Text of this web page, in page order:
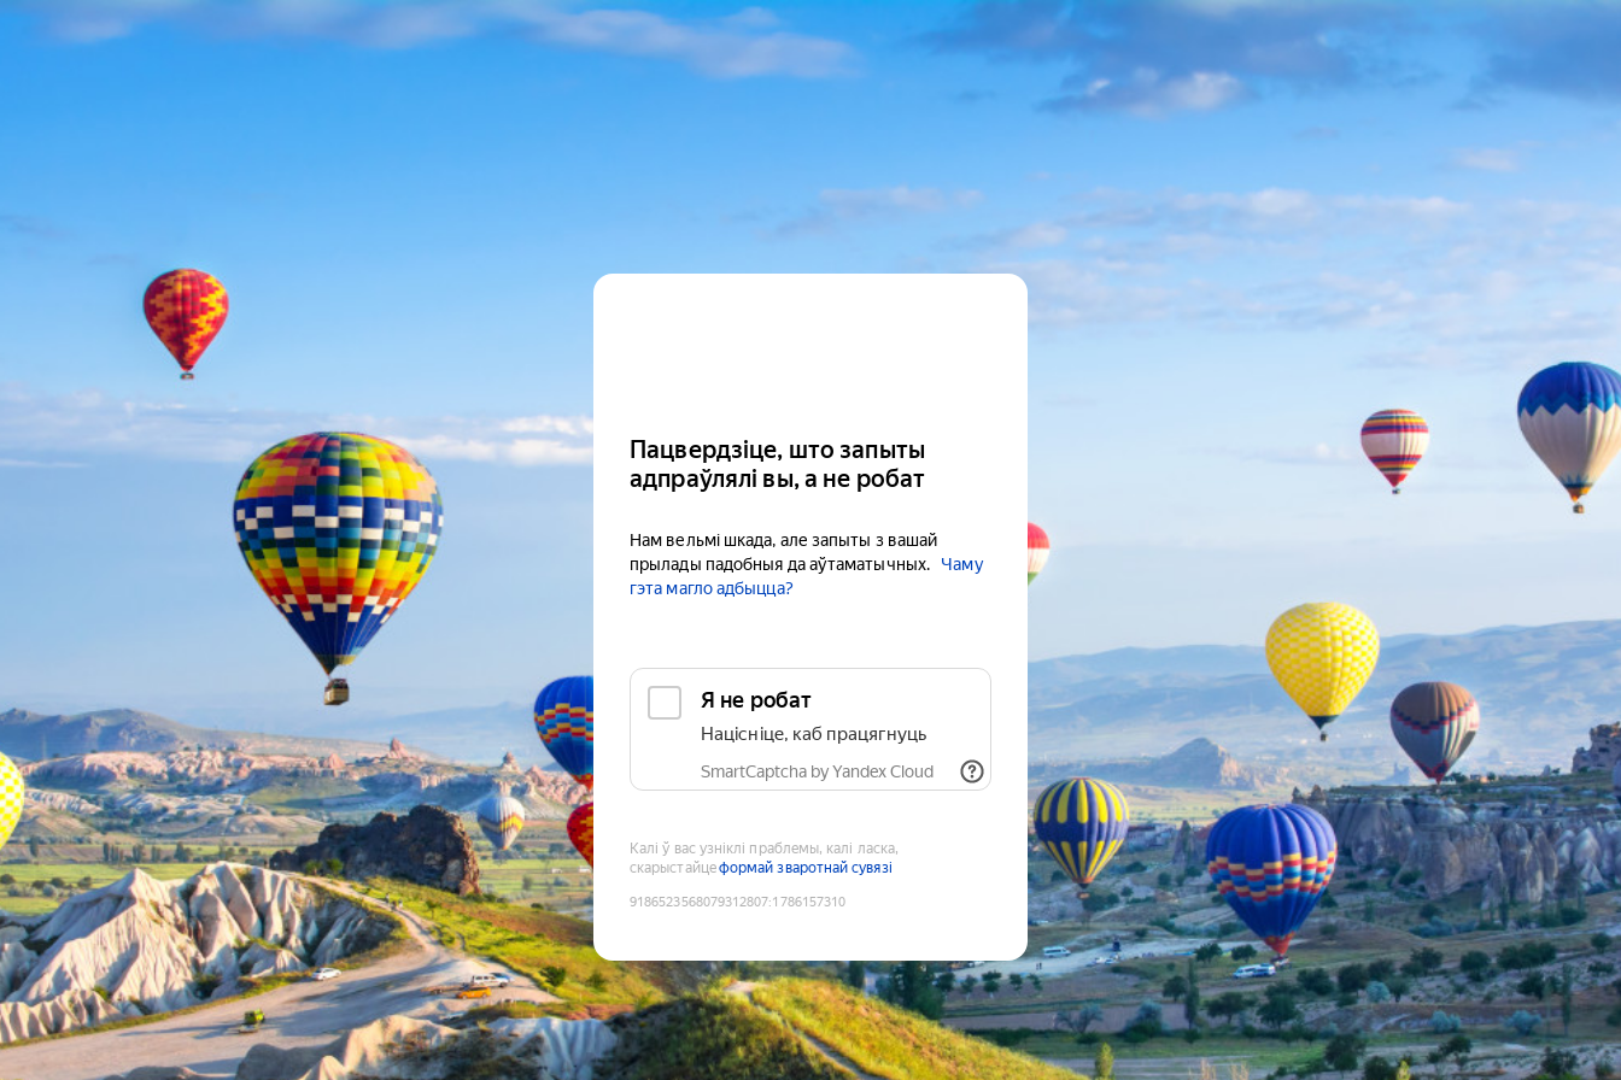
Пацвердзіце, што запыты
адпраўлялі вы, а не робат
Нам вельмі шкада, але запыты з вашай
прылады падобныя да аўтаматычных.
Чаму
гэта магло адбыцца?
Я не робат
Націсніце, каб працягнуць
SmartCaptcha by Yandex Cloud
Калі ў вас узніклі праблемы, калі ласка,
скарыстайцеформай зваротнай сувязі
9186523568079312807:1786157310